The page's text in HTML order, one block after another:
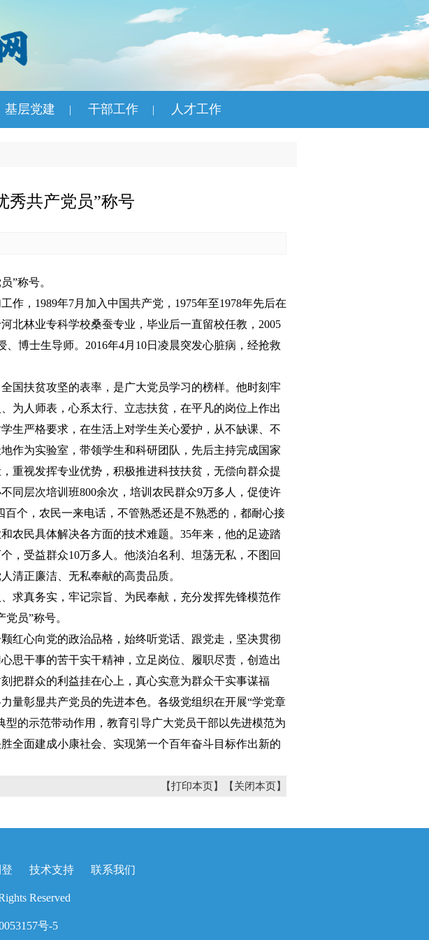
基层党建 | 干部工作 | 人才工作
秀共产党员”称号
”称号。
，1989年7月加入中国共产党，1975年至1978年先后在
北林业专科学校桑蚕专业，毕业后一直留校任教，2005
博士生导师。2016年4月10日凌晨突发心脏病，经抢救
扶贫攻坚的表率，是广大党员学习的榜样。他时刻牢
为人师表，心系太行、立志扶贫，在平凡的岗位上作出
生严格要求，在生活上对学生关心爱护，从不缺课、不
作为实验室，带领学生和科研团队，先后主持完成国家
重视发挥专业优势，积极推进科技扶贫，无偿向群众提
同层次培训班800余次，培训农民群众9万多人，促使许
个，农民一来电话，不管熟悉还是不熟悉的，都耐心接
农民具体解决各方面的技术难题。35年来，他的足迹踏
，受益群众10万多人。他淡泊名利、坦荡无私，不图回
清正廉洁、无私奉献的高贵品质。
真务实，牢记宗旨、为民奉献，充分发挥先锋模范作
员”称号。
心向党的政治品格，始终听党话、跟党走，坚决贯彻
思干事的苦干实干精神，立足岗位、履职尽责，创造出
把群众的利益挂在心上，真心实意为群众干实事谋福
量彰显共产党员的先进本色。各级党组织在开展“学党章
的示范带动作用，教育引导广大党员干部以先进模范为
全面建成小康社会、实现第一个百年奋斗目标作出新的
【打印本页】 【关闭本页】
技术支持 联系我们
Reserved
号-5